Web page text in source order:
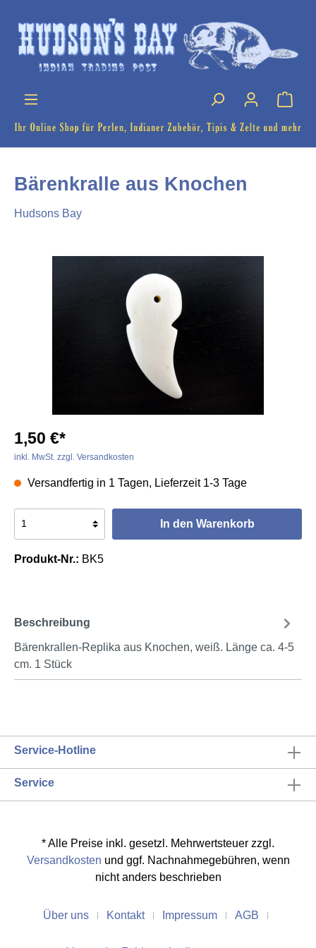
Bärenkralle aus Knochen
Hudsons Bay
1,50 €*
inkl. MwSt. zzgl. Versandkosten
Versandfertig in 1 Tagen, Lieferzeit 1-3 Tage
In den Warenkorb
Produkt-Nr.: BK5
Beschreibung
Bärenkrallen-Replika aus Knochen, weiß. Länge ca. 4-5
cm. 1 Stück
Service-Hotline
Service
* Alle Preise inkl. gesetzl. Mehrwertsteuer zzgl.
Versandkosten und ggf. Nachnahmegebühren, wenn
nicht anders beschrieben
Über uns Kontakt Impressum AGB